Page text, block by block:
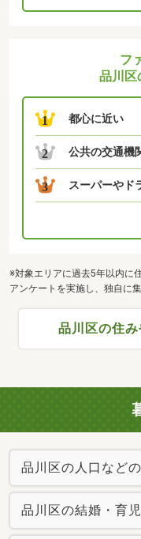
フ
品川区
1 都心に近い
2 公共の交通機
3 スーパーやド
※対象エリアに過去5年以内に
アンケートを実施し、独自に
品川区の住
品川区の人口など
品川区の結婚・育